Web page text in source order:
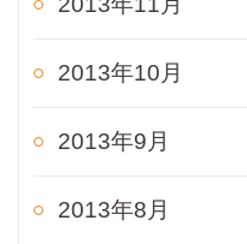
2013年10月
2013年9月
2013年8月